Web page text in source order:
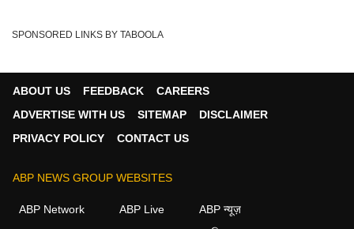
Tags : Palghar Fish Palghar Fishing
मुंबई व्हिडीओ
मुंबई
SPONSORED LINKS BY TABOOLA
ABOUT US FEEDBACK
CAREERS
ADVERTISE WITH US
SITEMAP
DISCLAIMER
PRIVACY POLICY
CONTACT US
ABP NEWS GROUP WEBSITES
ABP Network ABP Live
ABP न्यूज़